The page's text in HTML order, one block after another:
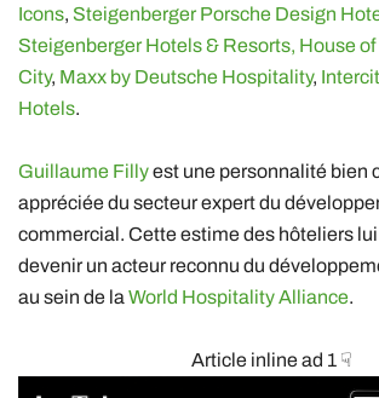
Icons, Steigenberger Porsche Design
Steigenberger Hotels & Resorts, House
City, Maxx by Deutsche Hospitality,
Hotels.
Guillaume Fillyest une personnalité bien
appréciée du secteur expert du
commercial. Cette estime des hôteliers
devenir un acteur reconnu du
au sein de la World Hospitality Alliance.
Article inline ad 1 ☟